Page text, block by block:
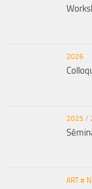
2026
2025 /
ART #